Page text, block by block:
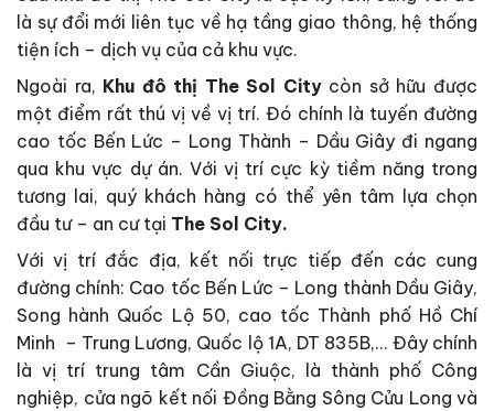
là sự đổi mới liên tục về hạ tầng giao thông, hệ thống
tiện ích – dịch vụ của cả khu vực.
Ngoài ra, Khu đô thị The Sol Citycòn sở hữu được
một điểm rất thú vị về vị trí. Đó chính là tuyến đường
cao tốc Bến Lức – Long Thành – Dầu Giây đi ngang
qua khu vực dự án. Với vị trí cực kỳ tiềm năng trong
tương lai, quý khách hàng có thể yên tâm lựa chọn
đầu tư – an cư tại The Sol City.
Với vị trí đắc địa, kết nối trực tiếp đến các cung
đường chính: Cao tốc Bến Lức – Long thành Dầu Giây,
Song hành Quốc Lộ 50, cao tốc Thành phố Hồ Chí
Minh – Trung Lương, Quốc lộ 1A, DT 835B,… Đây chính
là vị trí trung tâm Cần Giuộc, là thành phố Công
nghiệp, cửa ngõ kết nối Đồng Bằng Sông Cửu Long và